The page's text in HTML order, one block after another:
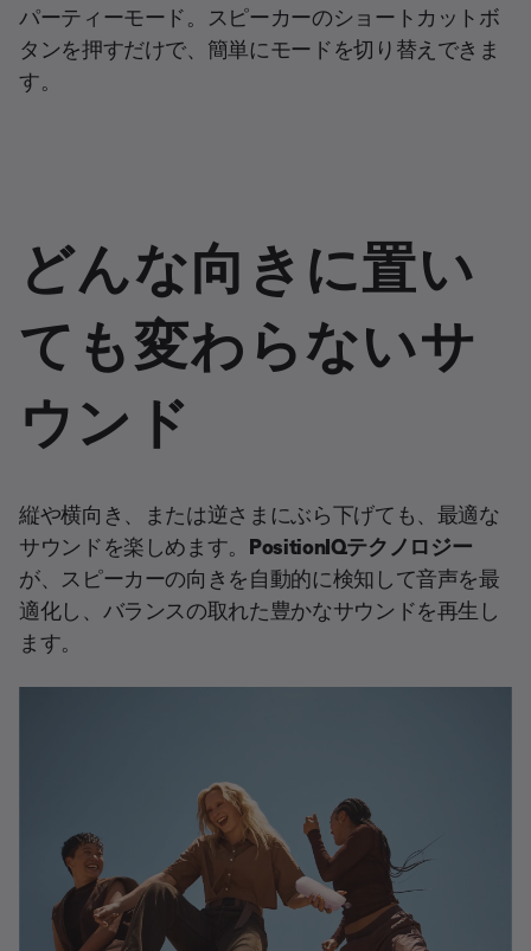
パーティーモード。スピーカーのショートカットボ
タンを押すだけで、簡単にモードを切り替えできま
す。
どんな向きに置い
ても変わらないサ
ウンド
縦や横向き、または逆さまにぶら下げても、最適な
サウンドを楽しめます。 PositionIQテクノロジー
が、スピーカーの向きを自動的に検知して音声を最
適化し、バランスの取れた豊かなサウンドを再生し
ます。